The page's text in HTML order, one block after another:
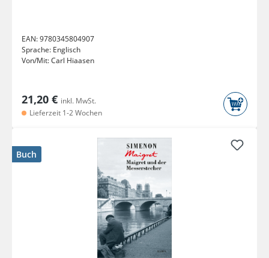
EAN:9780345804907
Sprache: Englisch
Von/Mit:Carl Hiaasen
21,20 € inkl. MwSt.
Lieferzeit 1-2 Wochen
Buch